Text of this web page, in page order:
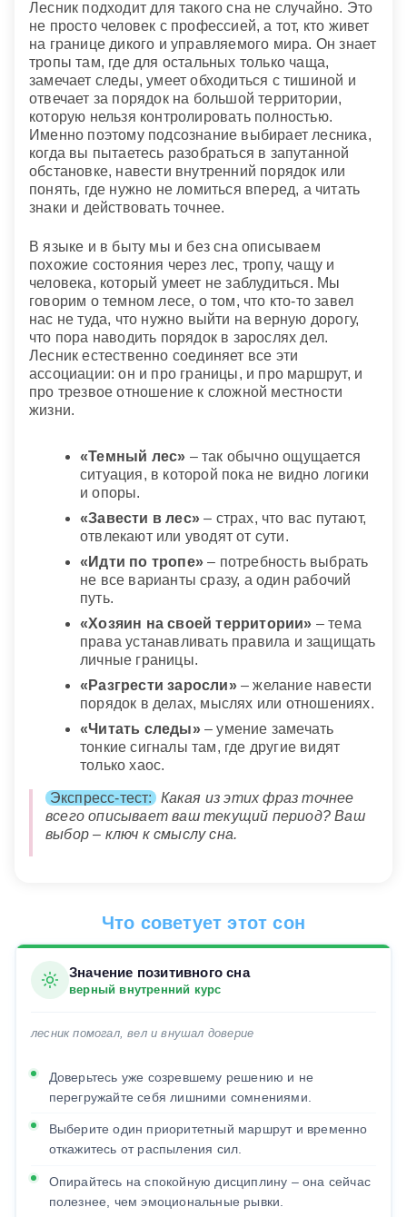
Лесник подходит для такого сна не случайно. Это
не просто человек с профессией, а тот, кто живет
на границе дикого и управляемого мира. Он знает
тропы там, где для остальных только чаща,
замечает следы, умеет обходиться с тишиной и
отвечает за порядок на большой территории,
которую нельзя контролировать полностью.
Именно поэтому подсознание выбирает лесника,
когда вы пытаетесь разобраться в запутанной
обстановке, навести внутренний порядок или
понять, где нужно не ломиться вперед, а читать
знаки и действовать точнее.
В языке и в быту мы и без сна описываем
похожие состояния через лес, тропу, чащу и
человека, который умеет не заблудиться. Мы
говорим о темном лесе, о том, что кто-то завел
нас не туда, что нужно выйти на верную дорогу,
что пора наводить порядок в зарослях дел.
Лесник естественно соединяет все эти
ассоциации: он и про границы, и про маршрут, и
про трезвое отношение к сложной местности
жизни.
«Темный лес» – так обычно ощущается
ситуация, в которой пока не видно логики
и опоры.
«Завести в лес» – страх, что вас путают,
отвлекают или уводят от сути.
«Идти по тропе» – потребность выбрать
не все варианты сразу, а один рабочий
путь.
«Хозяин на своей территории» – тема
права устанавливать правила и защищать
личные границы.
«Разгрести заросли»– желание навести
порядок в делах, мыслях или отношениях.
«Читать следы»– умение замечать
тонкие сигналы там, где другие видят
только хаос.
Экспресс-тест:
Какая из этих фраз точнее
всего описывает ваш текущий период? Ваш
выбор – ключ к смыслу сна.
Что советует этот сон
Значение позитивного сна
верный внутренний курс
лесник помогал, вел и внушал доверие
Доверьтесь уже созревшему решению и не
перегружайте себя лишними сомнениями.
Выберите один приоритетный маршрут и временно
откажитесь от распыления сил.
Опирайтесь на спокойную дисциплину – она сейчас
полезнее, чем эмоциональные рывки.